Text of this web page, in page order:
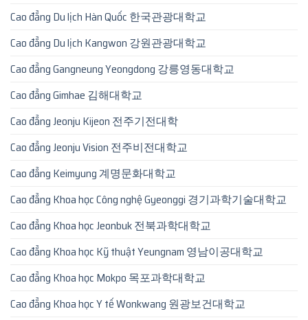
Cao đẳng Du lịch Hàn Quốc 한국관광대학교
Cao đẳng Du lịch Kangwon 강원관광대학교
Cao đẳng Gangneung Yeongdong 강릉영동대학교
Cao đẳng Gimhae 김해대학교
Cao đẳng Jeonju Kijeon 전주기전대학
Cao đẳng Jeonju Vision 전주비전대학교
Cao đẳng Keimyung 계명문화대학교
Cao đẳng Khoa học Công nghệ Gyeonggi 경기과학기술대학교
Cao đẳng Khoa học Jeonbuk 전북과학대학교
Cao đẳng Khoa học Kỹ thuật Yeungnam 영남이공대학교
Cao đẳng Khoa học Mokpo 목포과학대학교
Cao đẳng Khoa học Y tế Wonkwang 원광보건대학교